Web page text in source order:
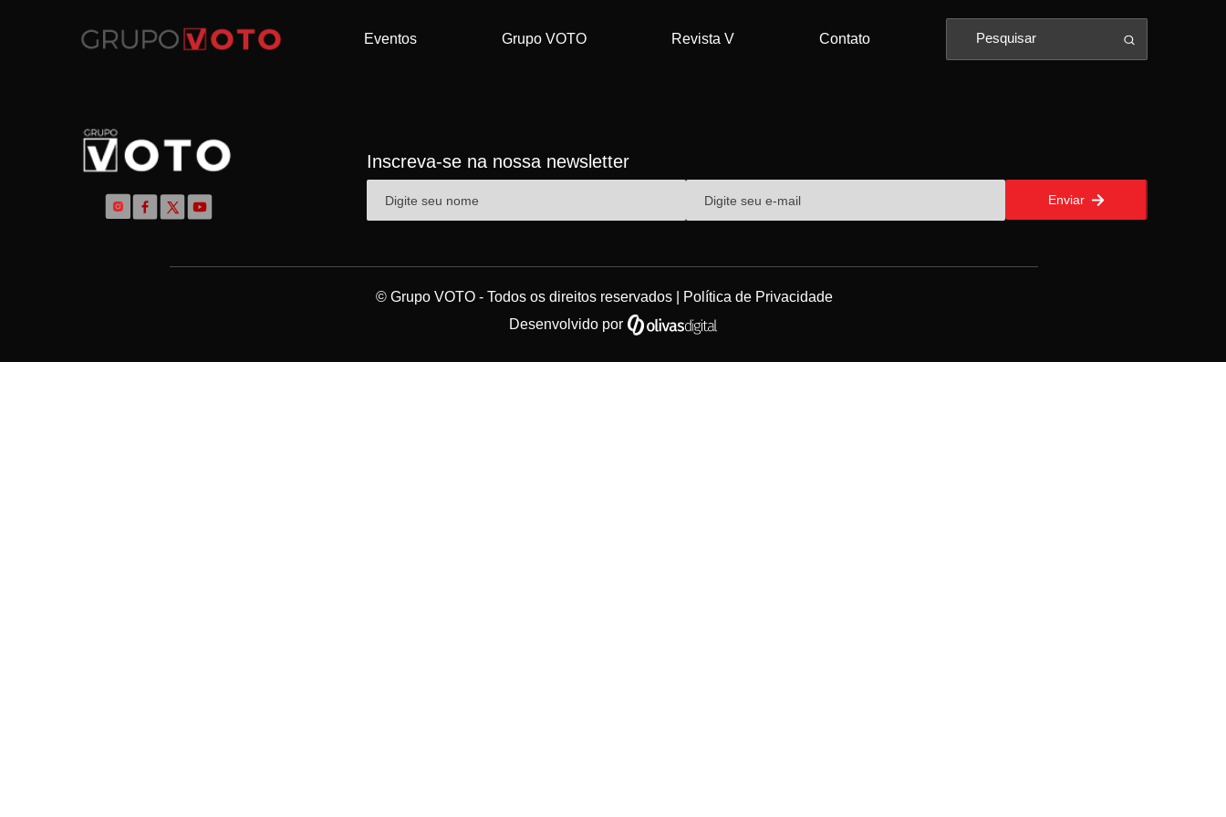
Eventos Grupo VOTO Revista V Contato
Inscreva-se na nossa newsletter
Enviar
© Grupo VOTO - Todos os direitos reservados |
Política de Privacidade
Desenvolvido por